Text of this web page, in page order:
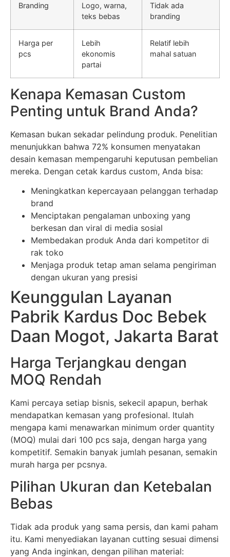
Branding
Logo, warna,
teks bebas
Tidak ada
branding
Harga per
pcs
Lebih
ekonomis
partai
Relatif lebih
mahal satuan
Kenapa Kemasan Custom
Penting untuk Brand Anda?
Kemasan bukan sekadar pelindung produk. Penelitian
menunjukkan bahwa 72% konsumen menyatakan
desain kemasan mempengaruhi keputusan pembelian
mereka. Dengan cetak kardus custom, Anda bisa:
Meningkatkan kepercayaan pelanggan terhadap
brand
Menciptakan pengalaman unboxing yang
berkesan dan viral di media sosial
Membedakan produk Anda dari kompetitor di
rak toko
Menjaga produk tetap aman selama pengiriman
dengan ukuran yang presisi
Keunggulan Layanan
Pabrik Kardus Doc Bebek
Daan Mogot, Jakarta Barat
Harga Terjangkau dengan
MOQ Rendah
Kami percaya setiap bisnis, sekecil apapun, berhak
mendapatkan kemasan yang profesional. Itulah
mengapa kami menawarkan minimum order quantity
(MOQ) mulai dari 100 pcs saja, dengan harga yang
kompetitif. Semakin banyak jumlah pesanan, semakin
murah harga per pcsnya.
Pilihan Ukuran dan Ketebalan
Bebas
Tidak ada produk yang sama persis, dan kami paham
itu. Kami menyediakan layanan cutting sesuai dimensi
yang Anda inginkan, dengan pilihan material: